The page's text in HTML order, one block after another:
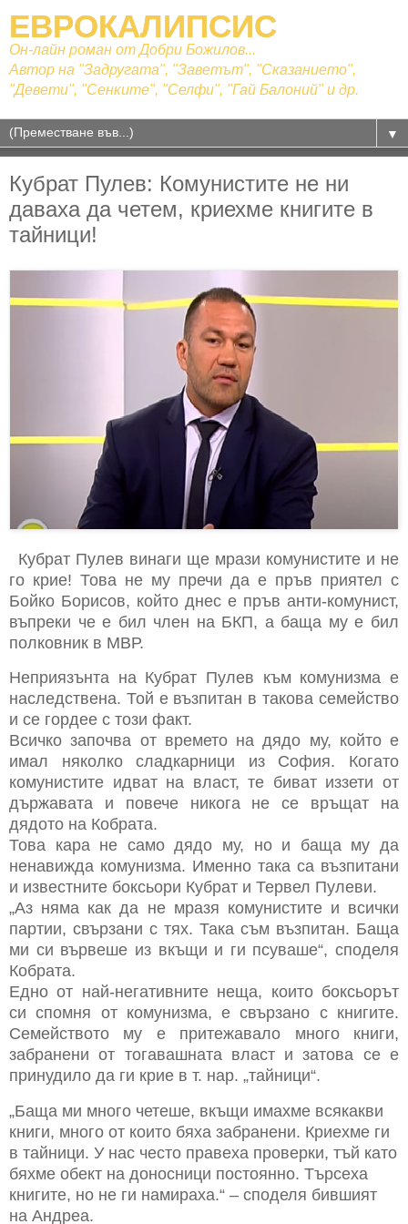
ЕВРОКАЛИПСИС
Он-лайн роман от Добри Божилов...
Автор на "Задругата", "Заветът", "Сказанието",
"Девети", "Сенките", "Селфи", "Гай Балоний" и др.
▼
Кубрат Пулев: Комунистите не ни
даваха да четем, криехме книгите в
тайници!
Кубрат Пулев винаги ще мрази комунистите и не
го крие! Това не му пречи да е пръв приятел с
Бойко Борисов, който днес е пръв анти-комунист,
въпреки че е бил член на БКП, а баща му е бил
полковник в МВР.
Неприязънта на Кубрат Пулев към комунизма е
наследствена. Той е възпитан в такова семейство
и се гордее с този факт.
Всичко започва от времето на дядо му, който е
имал няколко сладкарници из София. Когато
комунистите идват на власт, те биват иззети от
държавата и повече никога не се връщат на
дядото на Кобрата.
Това кара не само дядо му, но и баща му да
ненавижда комунизма. Именно така са възпитани
и известните боксьори Кубрат и Тервел Пулеви.
„Аз няма как да не мразя комунистите и всички
партии, свързани с тях. Така съм възпитан. Баща
ми си вървеше из вкъщи и ги псуваше“, споделя
Кобрата.
Едно от най-негативните неща, които боксьорът
си спомня от комунизма, е свързано с книгите.
Семейството му е притежавало много книги,
забранени от тогавашната власт и затова се е
принудило да ги крие в т. нар. „тайници“.
„Баща ми много четеше, вкъщи имахме всякакви
книги, много от които бяха забранени. Криехме ги
в тайници. У нас често правеха проверки, тъй като
бяхме обект на доносници постоянно. Търсеха
книгите, но не ги намираха.“ – споделя бившият
на Андреа.